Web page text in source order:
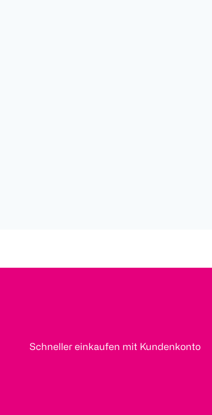
Schneller einkaufen mit Kundenkonto